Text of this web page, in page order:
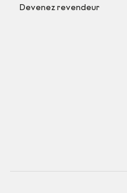
Devenez revendeur